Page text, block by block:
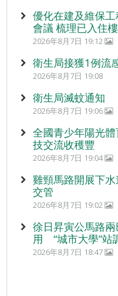
優化在建及維保
會議 梳理已入住
2026年8月7日 19:12
衛生局接獲1例流
2026年8月7日 19:08
衛生局滅蚊通知
2026年8月7日 19:06
全國青少年陽光
技交流收穫豐
2026年8月7日 19:04
雞頸馬路開展下
交管
2026年8月7日 19:02
徐日昇寅公馬路
用 “城市大學”
2026年8月7日 18:47